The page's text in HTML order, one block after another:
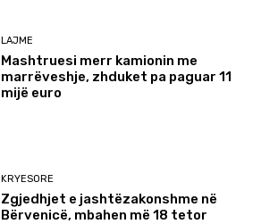
LAJME
Mashtruesi merr kamionin me
marrëveshje, zhduket pa paguar 11
mijë euro
KRYESORE
Zgjedhjet e jashtëzakonshme në
Bërvenicë, mbahen më 18 tetor